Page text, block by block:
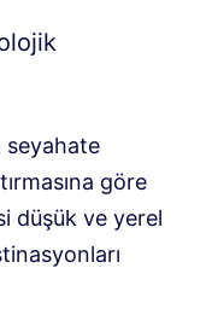
seyahate
göre
düşük ve yerel